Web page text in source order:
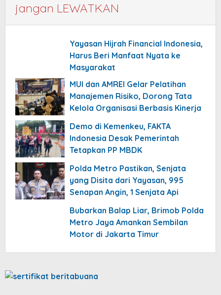
jangan LEWATKAN
Yayasan Hijrah Financial Indonesia,
Harus Beri Manfaat Nyata ke
Masyarakat
MUI dan AMREI Gelar Pelatihan
Manajemen Risiko, Dorong Tata
Kelola Organisasi Berbasis Kinerja
Demo di Kemenkeu, FAKTA
Indonesia Desak Pemerintah
Tetapkan PP MBDK
Polda Metro Pastikan, Senjata
yang Disita dari Yayasan, 995
Senapan Angin, 1 Senjata Api
Bubarkan Balap Liar, Brimob Polda
Metro Jaya Amankan Sembilan
Motor di Jakarta Timur